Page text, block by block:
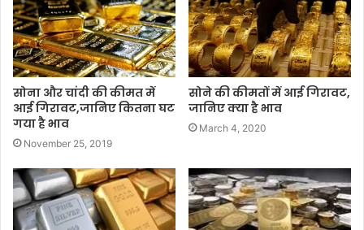
सोना और चांदी की कीमत में
आई गिरावट,जानिए कितना घट
गया है भाव
November 25, 2019
सोने की कीमतों में आई गिरावट,
जानिए क्या है भाव
March 4, 2020